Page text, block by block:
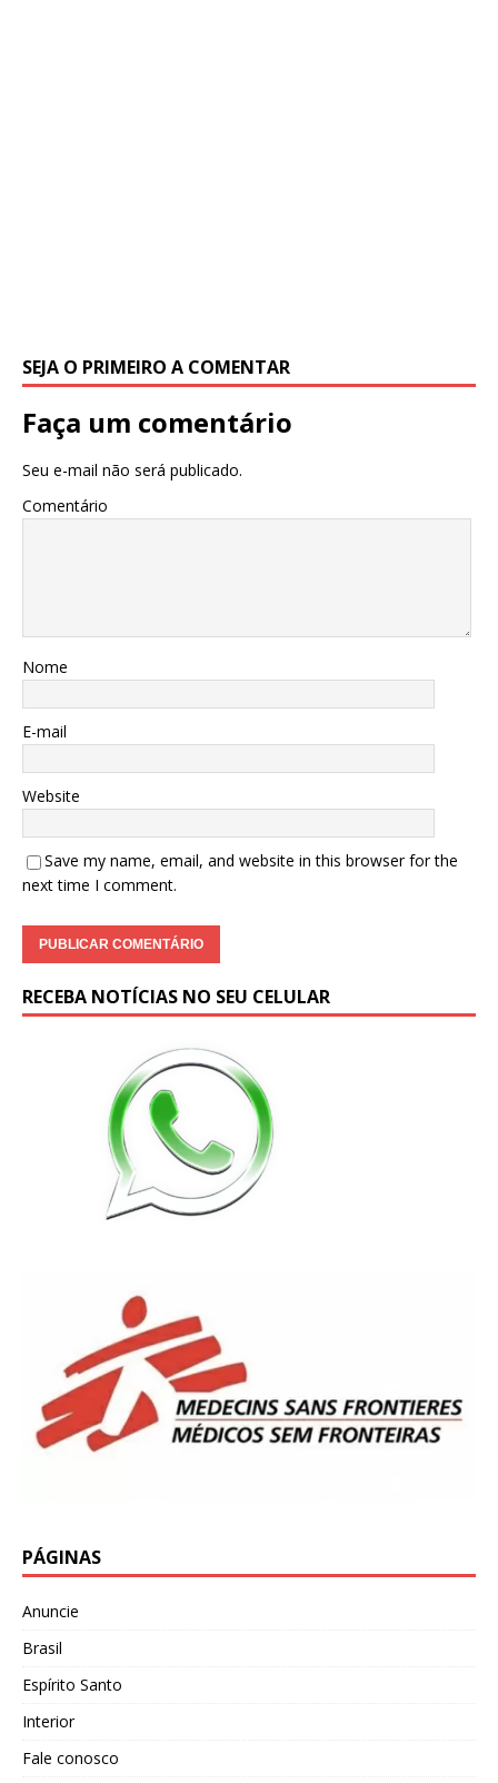
SEJA O PRIMEIRO A COMENTAR
Faça um comentário
Seu e-mail não será publicado.
Comentário
Nome
E-mail
Website
Save my name, email, and website in this browser for the
next time I comment.
RECEBA NOTÍCIAS NO SEU CELULAR
PÁGINAS
Anuncie
Brasil
Espírito Santo
Interior
Fale conosco